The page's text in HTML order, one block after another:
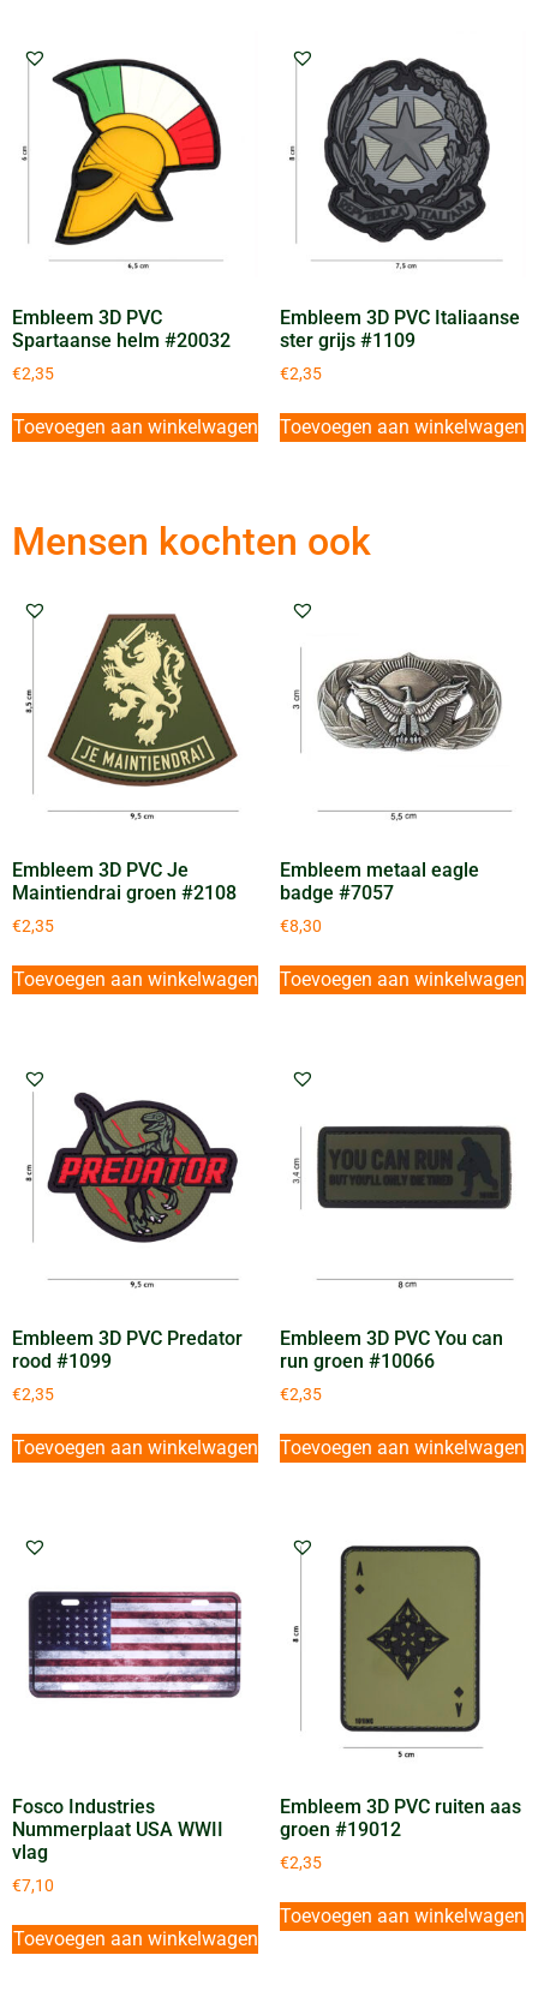
Embleem 3D PVC
Spartaanse helm #20032
€2,35
Toevoegen aan winkelwagen
Embleem 3D PVC Italiaanse
ster grijs #1109
€2,35
Toevoegen aan winkelwagen
Mensen kochten ook
Embleem 3D PVC Je
Maintiendrai groen #2108
€2,35
Toevoegen aan winkelwagen
Embleem metaal eagle
badge #7057
€8,30
Toevoegen aan winkelwagen
Embleem 3D PVC Predator
rood #1099
€2,35
Toevoegen aan winkelwagen
Embleem 3D PVC You can
run groen #10066
€2,35
Toevoegen aan winkelwagen
Fosco Industries
Nummerplaat USA WWII
vlag
€7,10
Toevoegen aan winkelwagen
Embleem 3D PVC ruiten aas
groen #19012
€2,35
Toevoegen aan winkelwagen